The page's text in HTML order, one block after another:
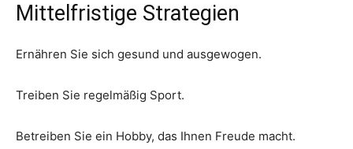
Mittelfristige Strategien
Ernähren Sie sich gesund und ausgewogen.
Treiben Sie regelmäßig Sport.
Betreiben Sie ein Hobby, das Ihnen Freude macht.